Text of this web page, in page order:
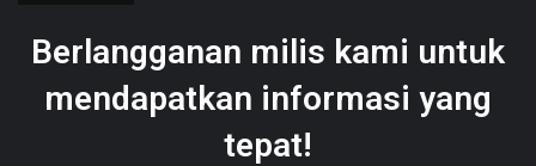
Berlangganan milis kami untuk
mendapatkan informasi yang
tepat!